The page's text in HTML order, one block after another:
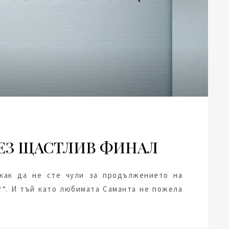
ЩАСТЛИВ ФИНАЛ
да не сте чули за продължението на
И тъй като любимата Саманта не пожела